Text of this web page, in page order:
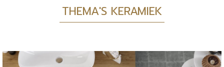
THEMA'S KERAMIEK